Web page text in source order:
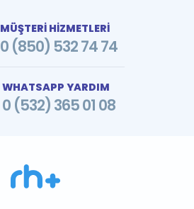
MÜŞTERİ HİZMETLERİ
0 (850) 532 74 74
WHATSAPP YARDIM
0 (532) 365 01 08